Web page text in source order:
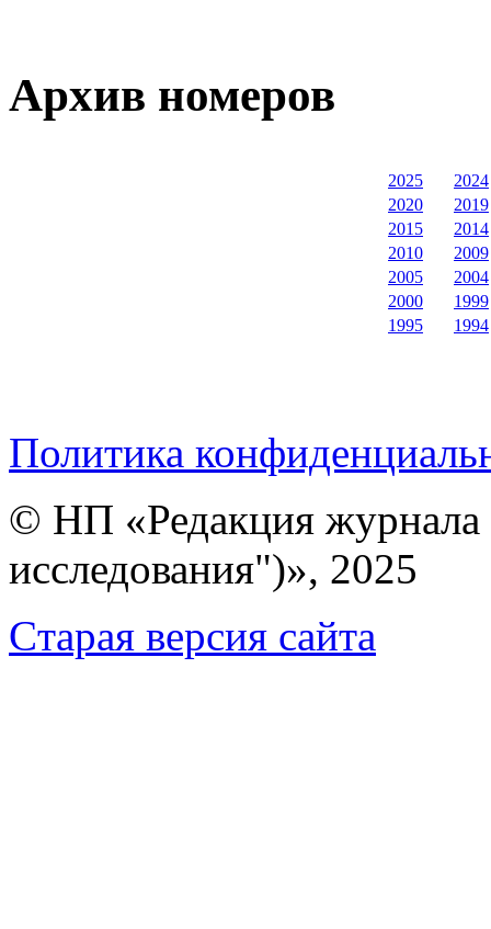
Архив номеров
2025
2024
2020
2019
2015
2014
2010
2009
2005
2004
2000
1999
1995
1994
Политика
© НП «Редакция
исследования")», 2025
Cтарая версия сайта